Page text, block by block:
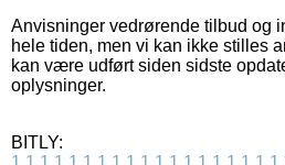
Anvisninger vedrørende tilbud og
hele tiden, men vi kan ikke stilles
kan være udført siden sidste
oplysninger.
BITLY: